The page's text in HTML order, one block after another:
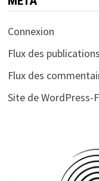
Connexion
Flux des publications
Flux des
Site de WordPress-